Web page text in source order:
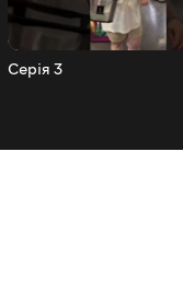
Серія 3